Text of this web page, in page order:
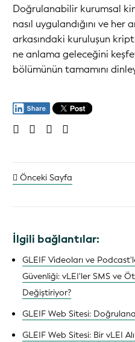
Doğrulanabilir kurumsal
nasıl uygulandığını ve her
arkasındaki kuruluşun
ne anlama geleceğini
bölümünün tamamını
Önceki Sayfa
İlgili bağlantılar:
GLEIF Videoları ve
Güvenliği: vLEI'ler SMS ve
Değiştiriyor?
GLEIF Web Sitesi:
GLEIF Web Sitesi: Bir vLEI